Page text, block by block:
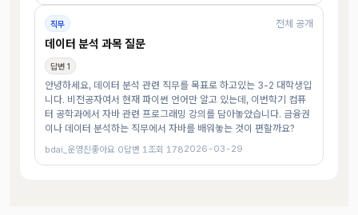
직무 전체 공개
데이터 분석 과목 질문
답변 1
안녕하세요, 데이터 분석 관련 직무를 목표로 하고있는 3-2 대학생입
니다. 비전공자여서 현재 파이썬 언어만 알고 있는데, 이번학기 컴퓨
터 공학과에서 자바 관련 프로그래밍 강의를 담아놓았습니다. 금융권
이나 데이터 분석하는 직무에서 자바를 배워놓는 것이 편할까요?
bdai_운영진좋아요 0답변 1조회 1782026-03-29